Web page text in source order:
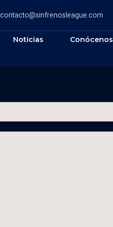
contacto@sinfrenosleague.com
Noticias Conócenos